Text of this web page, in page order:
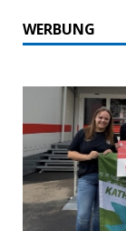
WERBUNG